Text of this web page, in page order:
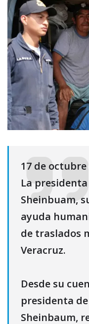
17 de octubre
La
Sheinbuam,
ayuda
de traslados
Veracruz.
Desde su
presidenta
Sheinbaum,